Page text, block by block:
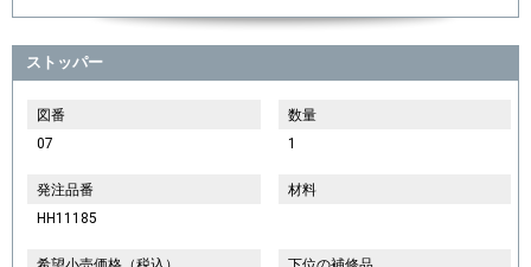
ストッパー
図番
07
数量
1
発注品番
HH11185
材料